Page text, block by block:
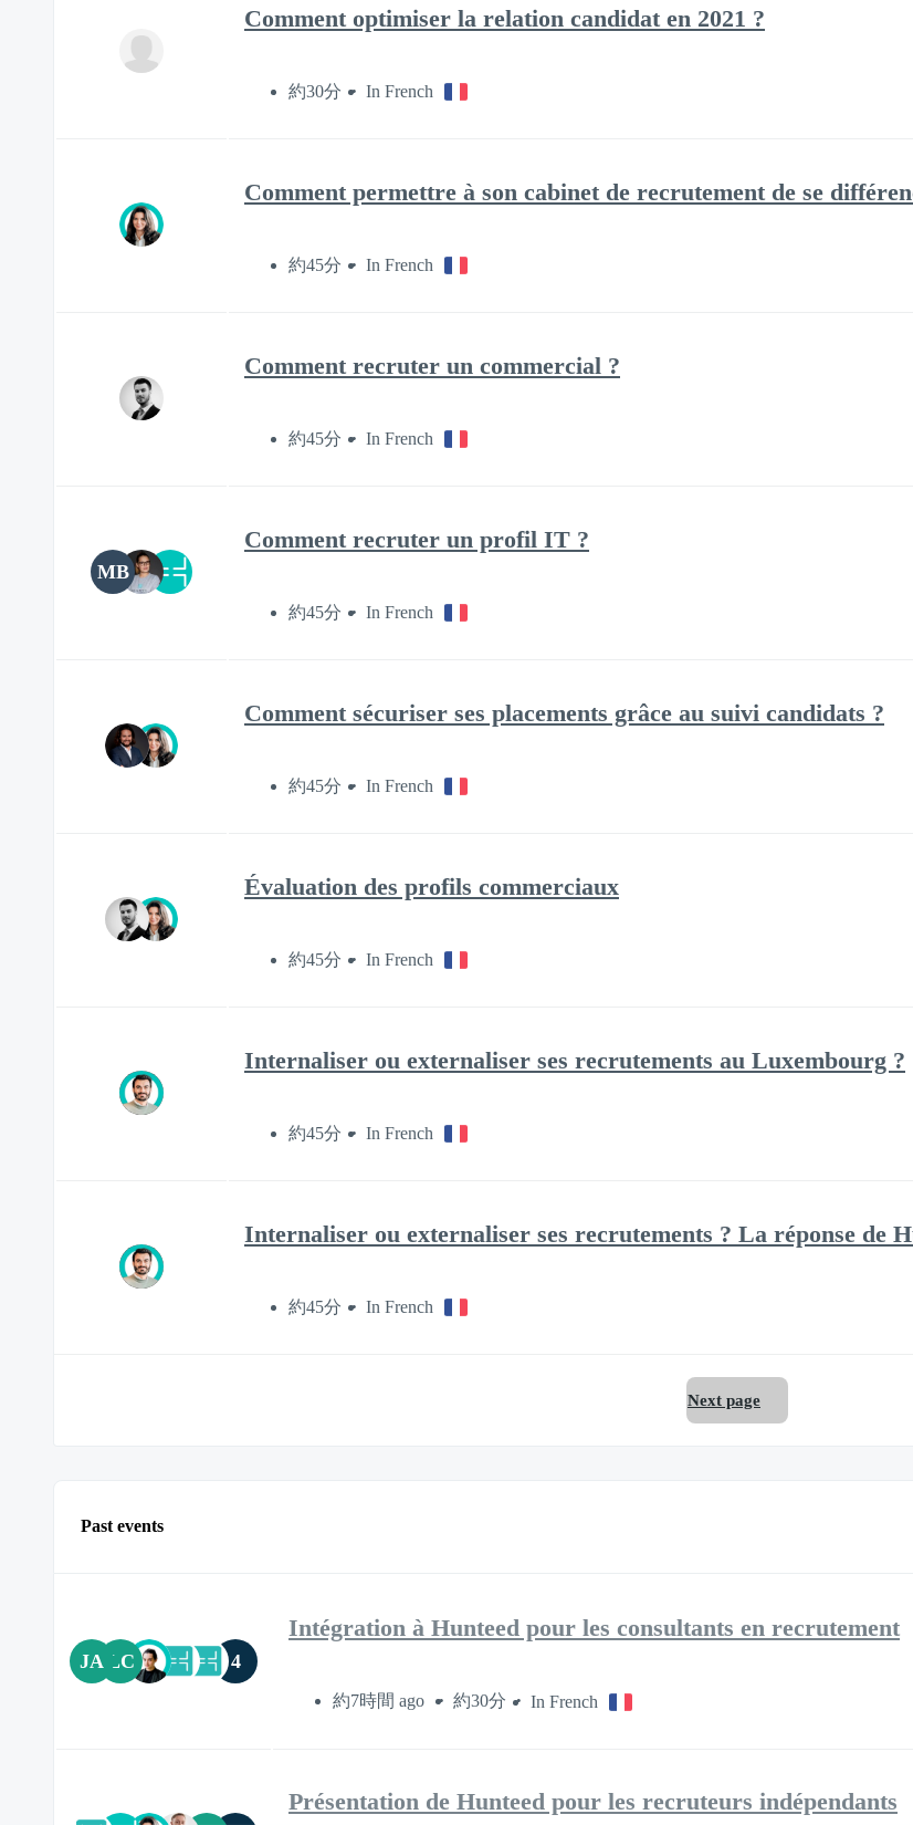
Comment optimiser la relation candidat en 2021 ?
約30分 In French
Comment permettre à son cabinet de recrutement de se
約45分 In French
Comment recruter un commercial ?
約45分 In French
MB
Comment recruter un profil IT ?
約45分 In French
Comment sécuriser ses placements grâce au suivi candidats ?
約45分 In French
Évaluation des profils commerciaux
約45分 In French
Internaliser ou externaliser ses recrutements au Luxembourg ?
約45分 In French
Internaliser ou externaliser ses recrutements ? La réponse de
約45分 In French
Next page
Past events
JA LC 4
Intégration à Hunteed pour les consultants en recrutement
約7時間 ago 約30分 In French
Présentation de Hunteed pour les recruteurs indépendants